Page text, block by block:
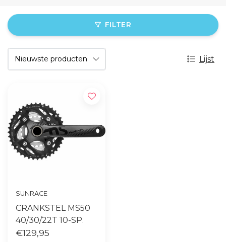
FILTER
Lijst
SUNRACE
CRANKSTEL MS50
40/30/22T 10-SP.
€129,95